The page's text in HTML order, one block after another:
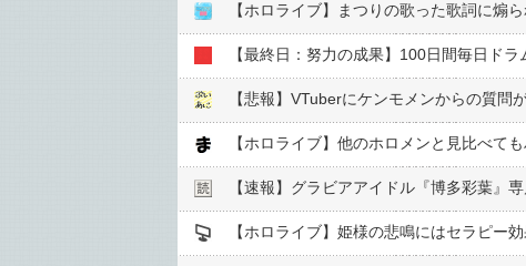
【ホロライブ】まつりの歌った歌詞に煽
【悲報】VTuberにケンモメンからの質問
【ホロライブ】他のホロメンと見比べて
【速報】グラビアアイドル『博多彩葉』
【ホロライブ】姫様の悲鳴にはセラピー